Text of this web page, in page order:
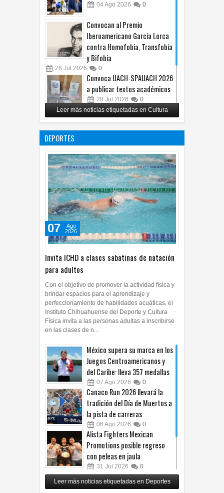
04Ago 2026 0
Convocan al Premio
Iberoamericano García Lorca
contra Homofobia, Transfobia
y Bifobia
28 Jul 2026 0
Convoca UACH-SPAUACH 2026
a publicar textos académicos
28 Jul 2026 0
Copian proyecto pictórico del
exalcalde Juan Blanco
Leer más noticias etiquetadas en Cultura
DEPORTES
Invita ICHD a clases sabatinas de natación
para adultos
07
Ago
2026
Con el objetivo de promover la actividad física y
brindar espacios para el aprendizaje y
perfeccionamiento de habilidades acuáticas, el
Instituto Chihuahuense del Deporte y Cultura
Física invita a las personas adultas a inscribirse
en las clases de n...
México supera su marca en los
Juegos Centroamericanos y
del Caribe: lleva 357 medallas
07 Ago 2026 0
Canaco Run 2026 llevará la
tradición del Día de Muertos a
la pista de carreras
06 Ago 2026 0
Alista Fighters Mexican
Promotions posible regreso
con peleas en jaula
31 Jul 2026 0
Reunirá Box de Barrios a
peleadores de nueve
Leer más noticias etiquetadas en Deportes